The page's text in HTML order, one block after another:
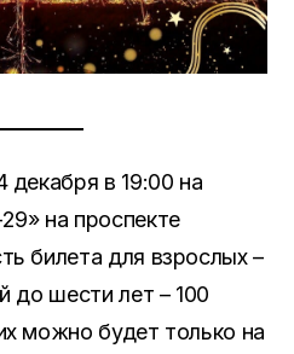
декабря в 19:00 на
на проспекте
билета для взрослых –
до шести лет – 100
можно будет только на